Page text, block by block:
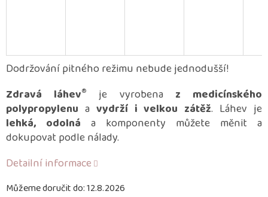
Můžeme doručit do:12.8.2026
Dodržování pitného režimu nebude jednodušší!
Zdravá láhev® je vyrobena z medicínského
polypropylenu a vydrží i velkou zátěž. Láhev je
lehká, odolná a komponenty můžete měnit a
dokupovat podle nálady.
Detailní informace